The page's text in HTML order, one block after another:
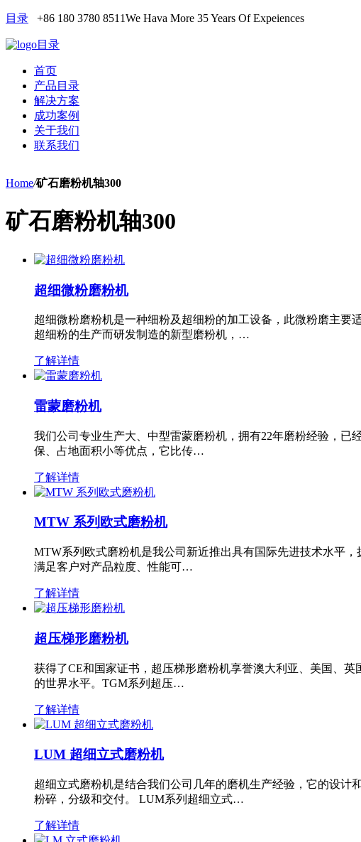
目录 +86 180 3780 8511We Hava More 35 Years Of Expeiences
目录
首页
产品目录
解决方案
成功案例
关于我们
联系我们
Home/矿石磨粉机轴300
矿石磨粉机轴300
超细微粉磨粉机
超细微粉磨粉机是一种细粉及超细粉的加工设备，此微粉磨主要
超细粉的生产而研发制造的新型磨粉机，…
了解详情
雷蒙磨粉机
我们公司专业生产大、中型雷蒙磨粉机，拥有22年磨粉经验，
保、占地面积小等优点，它比传…
了解详情
MTW 系列欧式磨粉机
MTW系列欧式磨粉机是我公司新近推出具有国际先进技术水平
满足客户对产品粒度、性能可…
了解详情
超压梯形磨粉机
获得了CE和国家证书，超压梯形磨粉机享誉澳大利亚、美国、
的世界水平。TGM系列超压…
了解详情
LUM 超细立式磨粉机
超细立式磨粉机是结合我们公司几年的磨机生产经验，它的设
粉碎，分级和交付。 LUM系列超细立式…
了解详情